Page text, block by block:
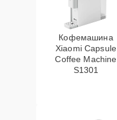
Кофемашина
Xiaomi Capsule
Coffee Machine
S1301